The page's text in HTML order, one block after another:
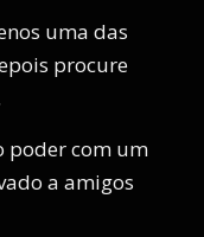
uma das
procure
poder com um
a amigos